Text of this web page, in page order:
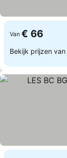
Van € 66
Bekijk prijzen van